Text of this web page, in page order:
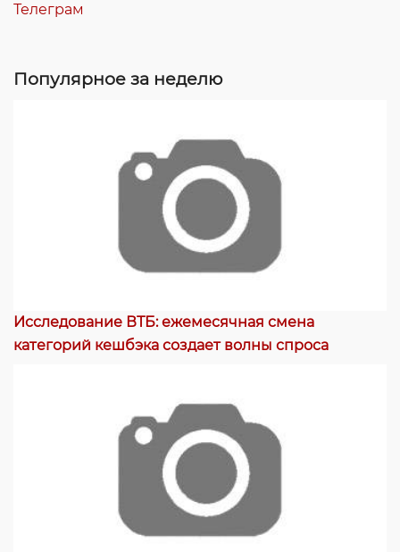
Телеграм
Популярное за неделю
Исследование ВТБ: ежемесячная смена
категорий кешбэка создает волны спроса